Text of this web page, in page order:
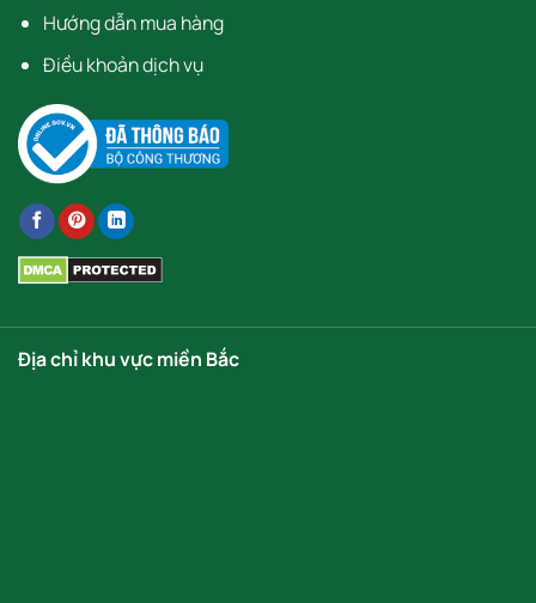
Hướng dẫn mua hàng
Điều khoản dịch vụ
Địa chỉ khu vực miền Bắc